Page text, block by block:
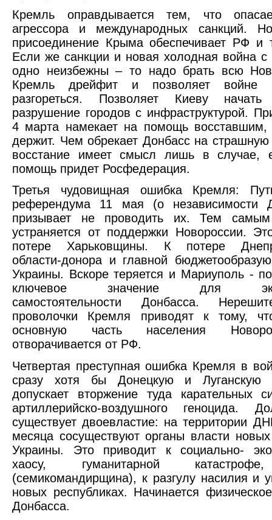
Кремль оправдывается тем, что
агрессора и международных санкций.
присоединение Крыма обеспечивает РФ и
Если же санкции и новая холодная война
одно неизбежны – то надо брать всю
Кремль дрейфит и позволяет войне
разгореться. Позволяет Киеву
разрушение городов с инфраструктурой.
4 марта намекает на помощь
держит. Чем обрекает Донбасс на страшную
восстание имеет смысл лишь в случае,
помощь придет Росфедерация.
Третья чудовищная ошибка Кремля:
референдума 11 мая (о
призывает не проводить их. Тем
устраняется от поддержки Новороссии.
потере Харьковщины. К потере
области-донора и главной
Украины. Вскоре теряется и Мариуполь -
ключевое значение для
самостоятельности Донбасса.
проволочки Кремля приводят к тому,
основную часть населения
отворачивается от РФ.
Четвертая преступная ошибка Кремля в
сразу хотя бы Донецкую и Луганскую
допускает вторжение туда карательных
артиллерийско-воздушного геноцида.
существует двоевластие: на территории
месяца сосуществуют органы власти
Украины. Это приводит к социально-
хаосу, гуманитарной
(семикомандирщина), к разгулу насилия и
новых республиках. Начинается
Донбасса.